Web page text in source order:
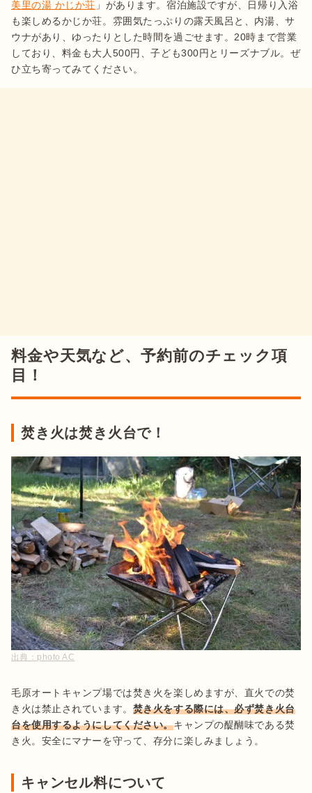
美里の湯 かじか荘 」があります。宿泊施設ですが、日帰り入浴
も楽しめるかじか荘。雰囲気たっぷりの露天風呂と、内湯、サ
ウナがあり、ゆったりとした時間を過ごせます。20時まで営業
しており、料金も大人500円、子ども300円とリーズナブル。ぜ
ひ立ち寄ってみてください。
料金や天気など、予約前のチェック項
目！
焚き火は焚き火台で！
出典： photo AC
毛原オートキャンプ場では焚き火を楽しめますが、直火での焚
き火は禁止されています。 焚き火をする際には、必ず焚き火台
台を使用するようにしてください。キャンプの醍醐味である焚
き火。安全にマナーを守って、存分に楽しみましょう。
キャンセル料について